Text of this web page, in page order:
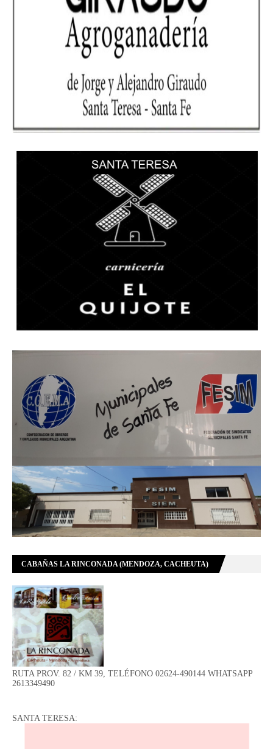
CABAÑAS LA RINCONADA (MENDOZA, CACHEUTA)
RUTA PROV. 82 / KM 39, TELÉFONO 02624-490144 WHATSAPP
2613349490
SANTA TERESA: